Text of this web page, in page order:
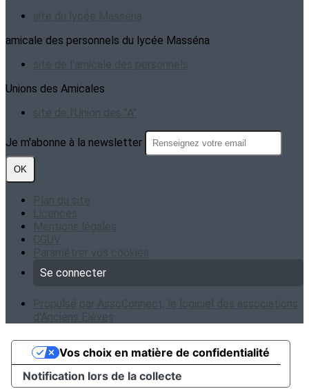
amicale des personnels du lycée Masséna
Unions des Amicales
Je m'abonne à la newsletter
OK
Se connecter
Notification lors de la collecte
Vos choix en matière de confidentialité